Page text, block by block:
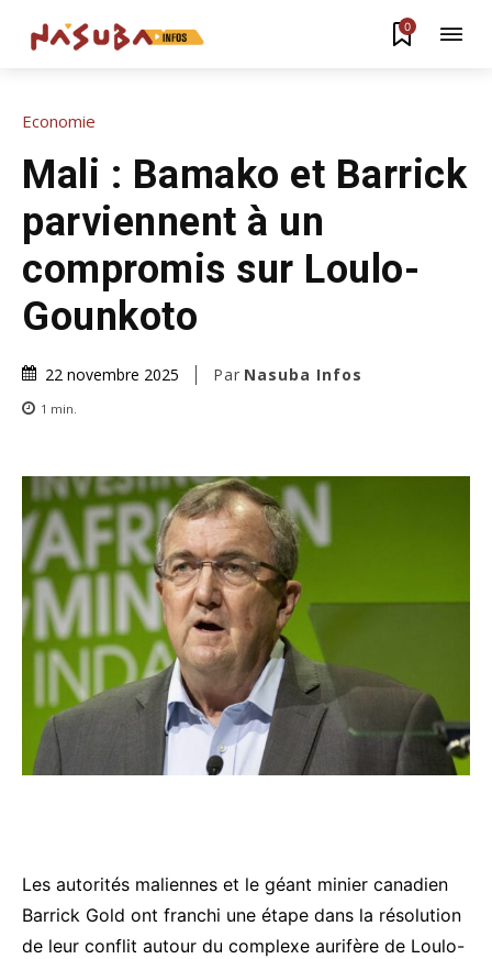
0
Economie
Mali : Bamako et Barrick
parviennent à un
compromis sur Loulo-
Gounkoto
22 novembre 2025 Par Nasuba Infos
1 min.
Les autorités maliennes et le géant minier canadien
Barrick Gold ont franchi une étape dans la résolution
de leur conflit autour du complexe aurifère de Loulo-